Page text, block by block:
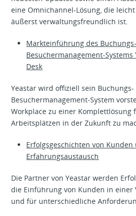
eine Omnichannel-Lösung, die
äußerst verwaltungsfreundlich ist.
Markteinführung des
Besuchermanagement-Systems
Desk
Yeastar wird offiziell sein Buchungs-
Besuchermanagement-System
Workplace zu einer Komplettlösung
Arbeitsplätzen in der Zukunft zu
Erfolgsgeschichten von Kunden
Erfahrungsaustausch
Die Partner von Yeastar werden
die Einführung von Kunden in einer
und für unterschiedliche